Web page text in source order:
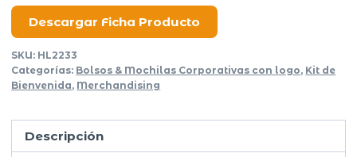
Velvet
cantidad
Descargar Ficha Producto
SKU: HL2233
Categorías: Bolsos & Mochilas Corporativas con logo, Kit de
Bienvenida, Merchandising
Descripción